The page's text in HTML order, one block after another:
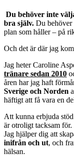
Du behöver inte
bra själv. Du behöver
plan som håller – på
Och det är där jag
Jag heter Caroline
tränare sedan 2010
åren har jag haft
Sverige och Norden
häftigt att få vara en
Att kunna erbjuda
är otroligt tacksam för.
Jag hjälper dig att
inifrån och ut, och
hälsan.